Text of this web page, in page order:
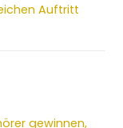
Auftritt
gewinnen,